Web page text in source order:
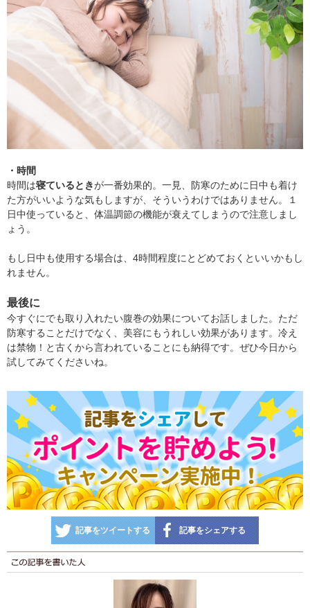
・時間
時間は寝ているときが一番効果的。一見、防寒のために日中も着け
た方がいいような気もしますが、そういうわけではありません。１
日中使っていると、体温調節の機能が衰えてしまうので注意しまし
ょう。
もし日中も使用する場合は、4時間程度にとどめておくといいかもし
れません。
最後に
今すぐにでも取り入れたい腹巻の効果についてお話しました。ただ
防寒することだけでなく、美容にもうれしい効果があります。冷え
は禁物！と古くから言われていることにも納得です。ぜひ今日から
試してみてくださいね。
記事をツイートする 記事をシェアする